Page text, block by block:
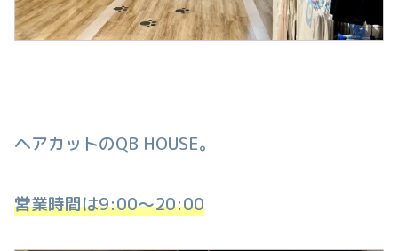
ヘアカットのQB HOUSE。
営業時間は9:00〜20:00